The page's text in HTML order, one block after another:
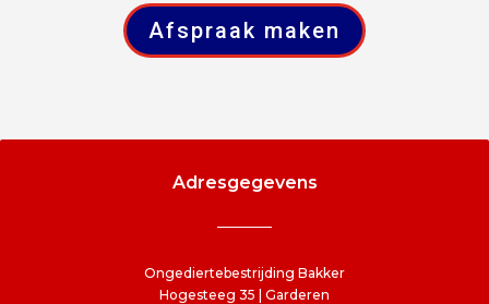
Afspraak maken
Adresgegevens
Ongediertebestrijding Bakker
Hogesteeg 35 | Garderen